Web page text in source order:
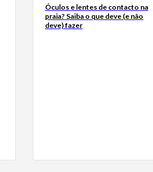
Óculos e lentes de contacto na
praia? Saiba o que deve (e não
deve) fazer